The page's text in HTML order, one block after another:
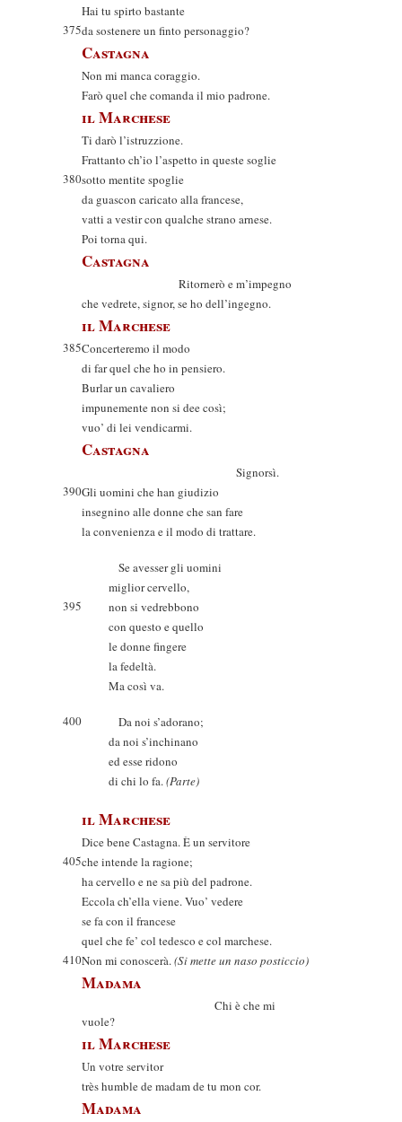
Hai tu spirto bastante
375da sostenere un finto personaggio?
Castagna
Non mi manca coraggio.
Farò quel che comanda il mio padrone.
il Marchese
Ti darò l’istruzzione.
Frattanto ch’io l’aspetto in queste soglie
380sotto mentite spoglie
da guascon caricato alla francese,
vatti a vestir con qualche strano arnese.
Poi torna qui.
Castagna
Ritornerò e m’impegno
che vedrete, signor, se ho dell’ingegno.
il Marchese
385Concerteremo il modo
di far quel che ho in pensiero.
Burlar un cavaliero
impunemente non si dee così;
vuo’ di lei vendicarmi.
Castagna
Signorsì.
390Gli uomini che han giudizio
insegnino alle donne che san fare
la convenienza e il modo di trattare.
Se avesser gli uomini
miglior cervello,
395
non si vedrebbono
con questo e quello
le donne fingere
la fedeltà.
Ma così va.
400
Da noi s’adorano;
da noi s’inchinano
ed esse ridono
di chi lo fa.(Parte)
il Marchese
Dice bene Castagna. È un servitore
405che intende la ragione;
ha cervello e ne sa più del padrone.
Eccola ch’ella viene. Vuo’ vedere
se fa con il francese
quel che fe’ col tedesco e col marchese.
410Non mi conoscerà.(Si mette un naso posticcio)
Madama
Chi è che mi
vuole?
il Marchese
Un votre servitor
très humble de madam de tu mon cor.
Madama